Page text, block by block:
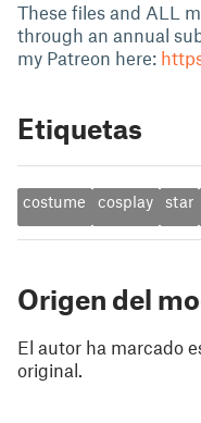
These files and ALL
through an annual
my Patreon here:
Etiquetas
costume cosplay star
Origen del
El autor ha marcado
original.